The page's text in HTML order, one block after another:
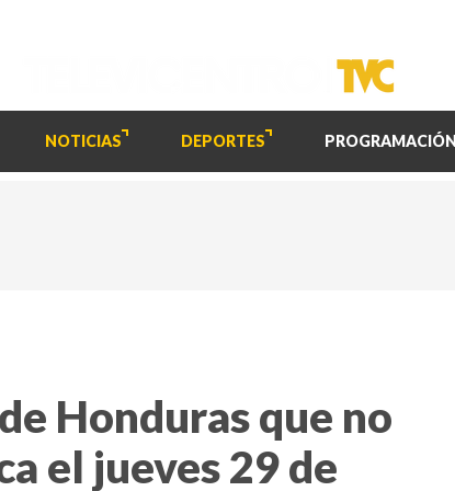
NOTICIAS DEPORTES PROGRAMACIÓN
Honduras que no
el jueves 29 de